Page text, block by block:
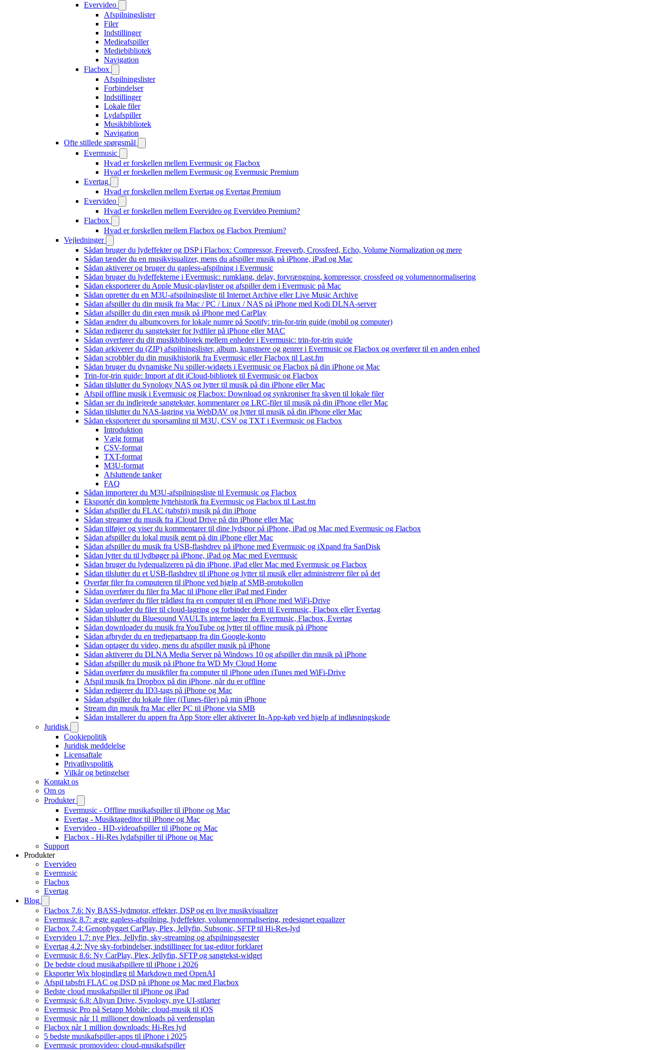
Evervideo
Afspilningslister
Filer
Indstillinger
Medieafspiller
Mediebibliotek
Navigation
Flacbox
Afspilningslister
Forbindelser
Indstillinger
Lokale filer
Lydafspiller
Musikbibliotek
Navigation
Ofte stillede spørgsmål
Evermusic
Hvad er forskellen mellem Evermusic og Flacbox
Hvad er forskellen mellem Evermusic og Evermusic Premium
Evertag
Hvad er forskellen mellem Evertag og Evertag Premium
Evervideo
Hvad er forskellen mellem Evervideo og Evervideo Premium?
Flacbox
Hvad er forskellen mellem Flacbox og Flacbox Premium?
Vejledninger
Sådan bruger du lydeffekter og DSP i Flacbox: Compressor, Freeverb, Crossfeed, Echo, Volume Normalization og mere
Sådan tænder du en musikvisualizer, mens du afspiller musik på iPhone, iPad og Mac
Sådan aktiverer og bruger du gapless-afspilning i Evermusic
Sådan bruger du lydeffekterne i Evermusic: rumklang, delay, forvrængning, kompressor, crossfeed og volumennormalisering
Sådan eksporterer du Apple Music-playlister og afspiller dem i Evermusic på Mac
Sådan opretter du en M3U-afspilningsliste til Internet Archive eller Live Music Archive
Sådan afspiller du din musik fra Mac / PC / Linux / NAS på iPhone med Kodi DLNA-server
Sådan afspiller du din egen musik på iPhone med CarPlay
Sådan ændrer du albumcovers for lokale numre på Spotify: trin-for-trin guide (mobil og computer)
Sådan redigerer du sangtekster for lydfiler på iPhone eller MAC
Sådan overfører du dit musikbibliotek mellem enheder i Evermusic: trin-for-trin guide
Sådan arkiverer du (ZIP) afspilningslister, album, kunstnere og genrer i Evermusic og Flacbox og overfører til en anden enhed
Sådan scrobbler du din musikhistorik fra Evermusic eller Flacbox til Last.fm
Sådan bruger du dynamiske Nu spiller-widgets i Evermusic og Flacbox på din iPhone og Mac
Trin-for-trin guide: Import af dit iCloud-bibliotek til Evermusic og Flacbox
Sådan tilslutter du Synology NAS og lytter til musik på din iPhone eller Mac
Afspil offline musik i Evermusic og Flacbox: Download og synkroniser fra skyen til lokale filer
Sådan ser du indlejrede sangtekster, kommentarer og LRC-filer til musik på din iPhone eller Mac
Sådan tilslutter du NAS-lagring via WebDAV og lytter til musik på din iPhone eller Mac
Sådan eksporterer du sporsamling til M3U, CSV og TXT i Evermusic og Flacbox
Introduktion
Vælg format
CSV-format
TXT-format
M3U-format
Afsluttende tanker
FAQ
Sådan importerer du M3U-afspilningsliste til Evermusic og Flacbox
Eksportér din komplette lyttehistorik fra Evermusic og Flacbox til Last.fm
Sådan afspiller du FLAC (tabsfri) musik på din iPhone
Sådan streamer du musik fra iCloud Drive på din iPhone eller Mac
Sådan tilføjer og viser du kommentarer til dine lydspor på iPhone, iPad og Mac med Evermusic og Flacbox
Sådan afspiller du lokal musik gemt på din iPhone eller Mac
Sådan afspiller du musik fra USB-flashdrev på iPhone med Evermusic og iXpand fra SanDisk
Sådan lytter du til lydbøger på iPhone, iPad og Mac med Evermusic
Sådan bruger du lydequalizeren på din iPhone, iPad eller Mac med Evermusic og Flacbox
Sådan tilslutter du et USB-flashdrev til iPhone og lytter til musik eller administrerer filer på det
Overfør filer fra computeren til iPhone ved hjælp af SMB-protokollen
Sådan overfører du filer fra Mac til iPhone eller iPad med Finder
Sådan overfører du filer trådløst fra en computer til en iPhone med WiFi-Drive
Sådan uploader du filer til cloud-lagring og forbinder dem til Evermusic, Flacbox eller Evertag
Sådan tilslutter du Bluesound VAULTs interne lager fra Evermusic, Flacbox, Evertag
Sådan downloader du musik fra YouTube og lytter til offline musik på iPhone
Sådan afbryder du en tredjepartsapp fra din Google-konto
Sådan optager du video, mens du afspiller musik på iPhone
Sådan aktiverer du DLNA Media Server på Windows 10 og afspiller din musik på iPhone
Sådan afspiller du musik på iPhone fra WD My Cloud Home
Sådan overfører du musikfiler fra computer til iPhone uden iTunes med WiFi-Drive
Afspil musik fra Dropbox på din iPhone, når du er offline
Sådan redigerer du ID3-tags på iPhone og Mac
Sådan afspiller du lokale filer (iTunes-filer) på min iPhone
Stream din musik fra Mac eller PC til iPhone via SMB
Sådan installerer du appen fra App Store eller aktiverer In-App-køb ved hjælp af indløsningskode
Juridisk
Cookiepolitik
Juridisk meddelelse
Licensaftale
Privatlivspolitik
Vilkår og betingelser
Kontakt os
Om os
Produkter
Evermusic - Offline musikafspiller til iPhone og Mac
Evertag - Musiktageditor til iPhone og Mac
Evervideo - HD-videoafspiller til iPhone og Mac
Flacbox - Hi-Res lydafspiller til iPhone og Mac
Support
Produkter
Evervideo
Evermusic
Flacbox
Evertag
Blog
Flacbox 7.6: Ny BASS-lydmotor, effekter, DSP og en live musikvisualizer
Evermusic 8.7: ægte gapless-afspilning, lydeffekter, volumennormalisering, redesignet equalizer
Flacbox 7.4: Genopbygget CarPlay, Plex, Jellyfin, Subsonic, SFTP til Hi-Res-lyd
Evervideo 1.7: nye Plex, Jellyfin, sky-streaming og afspilningsgester
Evertag 4.2: Nye sky-forbindelser, indstillinger for tag-editor forklaret
Evermusic 8.6: Ny CarPlay, Plex, Jellyfin, SFTP og sangtekst-widget
De bedste cloud musikafspillere til iPhone i 2026
Eksporter Wix blogindlæg til Markdown med OpenAI
Afspil tabsfri FLAC og DSD på iPhone og Mac med Flacbox
Bedste cloud musikafspiller til iPhone og iPad
Evermusic 6.8: Aliyun Drive, Synology, nye UI-stilarter
Evermusic Pro på Setapp Mobile: cloud-musik til iOS
Evermusic når 11 millioner downloads på verdensplan
Flacbox når 1 million downloads: Hi-Res lyd
5 bedste musikafspiller-apps til iPhone i 2025
Evermusic promovideo: cloud-musikafspiller